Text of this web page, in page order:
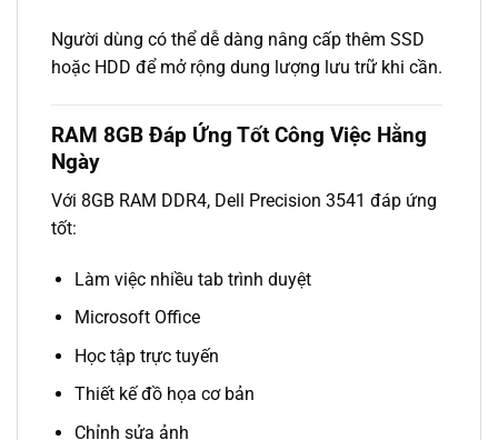
Người dùng có thể dễ dàng nâng cấp thêm SSD
hoặc HDD để mở rộng dung lượng lưu trữ khi cần.
RAM 8GB Đáp Ứng Tốt Công Việc Hằng
Ngày
Với 8GB RAM DDR4, Dell Precision 3541 đáp ứng
tốt:
Làm việc nhiều tab trình duyệt
Microsoft Office
Học tập trực tuyến
Thiết kế đồ họa cơ bản
Chỉnh sửa ảnh